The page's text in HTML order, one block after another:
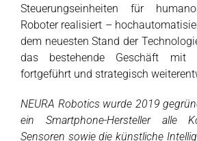
Steuerungseinheiten für
Roboter realisiert –
dem neuesten Stand der
das bestehende Geschäft mit
fortgeführt und strategisch
NEURA Robotics wurde 2019
ein Smartphone-Hersteller alle
Sensoren sowie die künstliche